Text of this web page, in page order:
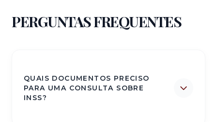
PERGUNTAS FREQUENTES
QUAIS DOCUMENTOS PRECISO
PARA UMA CONSULTA SOBRE
INSS?